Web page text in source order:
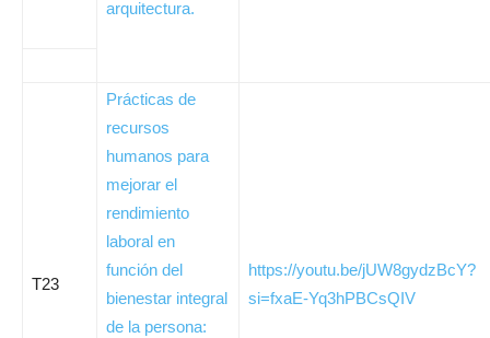
arquitectura.
T23
Prácticas de
recursos
humanos para
mejorar el
rendimiento
laboral en
función del
bienestar integral
de la persona:
https://youtu.be/jUW8gydzBcY?
si=fxaE-Yq3hPBCsQIV